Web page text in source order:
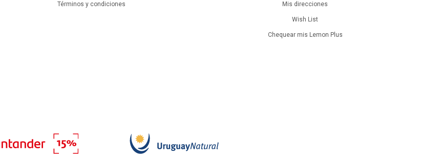
Términos y condiciones Mis direcciones
Wish List
Chequear mis Lemon Plus